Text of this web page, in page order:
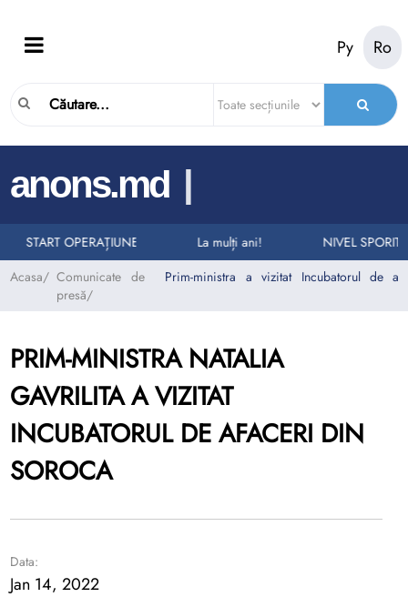
Ру Ro
anons.md |
LA NUMĂRUL UNIC DE URGENȚĂ 112
AUTO
START OPERAȚIUNEA „TAXI” La mulți ani!
NIVEL SPORIT
Acasa/ Comunicate de
presă/
Prim-ministra a vizitat Incubatorul de
PRIM-MINISTRA NATALIA
GAVRILITA A VIZITAT
INCUBATORUL DE AFACERI DIN
SOROCA
Data:
Jan 14, 2022